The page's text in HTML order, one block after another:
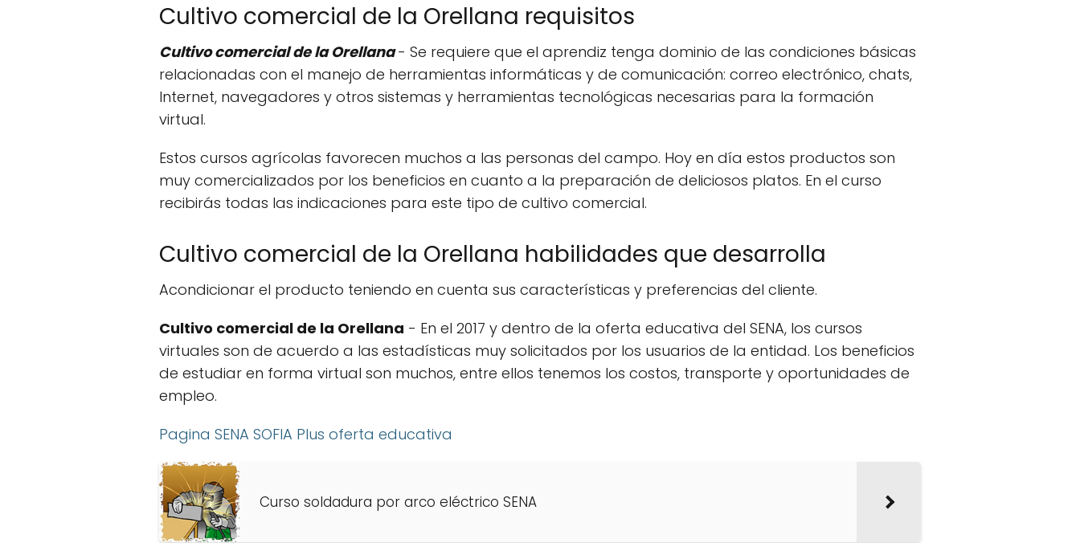
Cultivo comercial de la Orellana requisitos
Cultivo comercial de la Orellana - Se requiere que el aprendiz tenga dominio de las condiciones básicas
relacionadas con el manejo de herramientas informáticas y de comunicación: correo electrónico, chats,
Internet, navegadores y otros sistemas y herramientas tecnológicas necesarias para la formación
virtual.
Estos cursos agrícolas favorecen muchos a las personas del campo. Hoy en día estos productos son
muy comercializados por los beneficios en cuanto a la preparación de deliciosos platos. En el curso
recibirás todas las indicaciones para este tipo de cultivo comercial.
Cultivo comercial de la Orellana habilidades que desarrolla
Acondicionar el producto teniendo en cuenta sus características y preferencias del cliente.
Cultivo comercial de la Orellana - En el 2017 y dentro de la oferta educativa del SENA, los cursos
virtuales son de acuerdo a las estadísticas muy solicitados por los usuarios de la entidad. Los beneficios
de estudiar en forma virtual son muchos, entre ellos tenemos los costos, transporte y oportunidades de
empleo.
Pagina SENA SOFIA Plus oferta educativa
Curso soldadura por arco eléctrico SENA